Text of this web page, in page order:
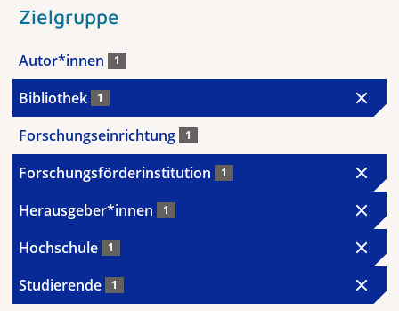
Zielgruppe
Autor*innen 1
Bibliothek 1
Forschungseinrichtung 1
Forschungsförderinstitution 1
Herausgeber*innen 1
Hochschule 1
Studierende 1